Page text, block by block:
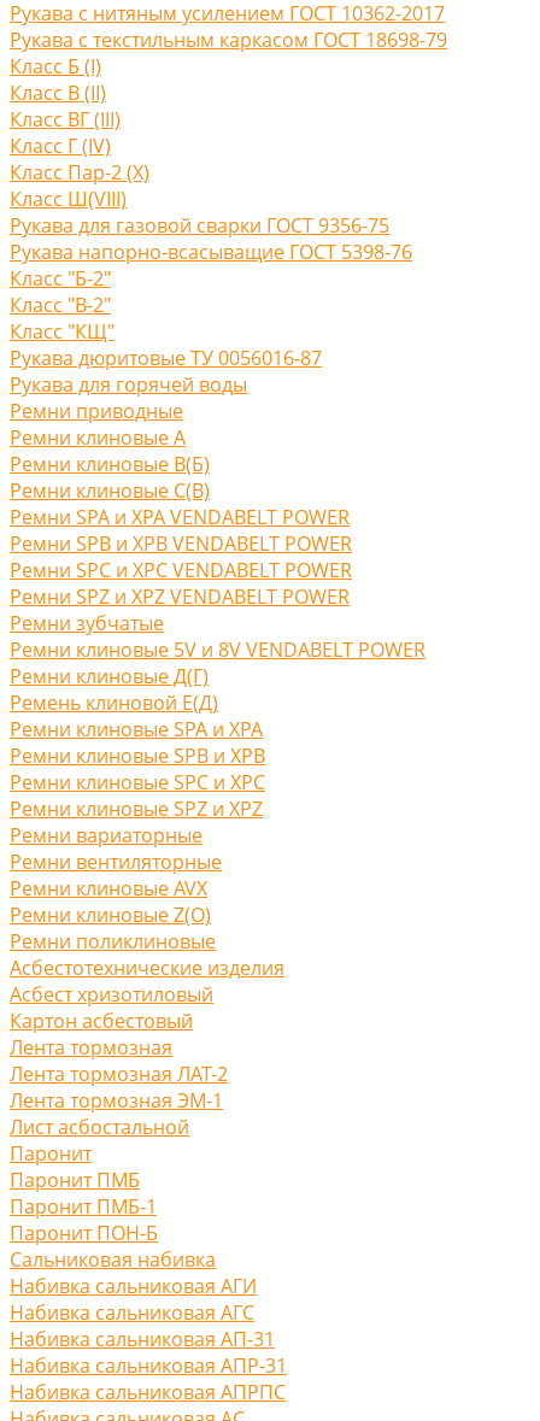
Рукава с нитяным усилением ГОСТ 10362-2017
Рукава с текстильным каркасом ГОСТ 18698-79
Класс Б (I)
Класс В (II)
Класс ВГ (III)
Класс Г (IV)
Класс Пар-2 (X)
Класс Ш(VIII)
Рукава для газовой сварки ГОСТ 9356-75
Рукава напорно-всасыващие ГОСТ 5398-76
Класс "Б-2"
Класс "В-2"
Класс "КЩ"
Рукава дюритовые ТУ 0056016-87
Рукава для горячей воды
Ремни приводные
Ремни клиновые A
Ремни клиновые В(Б)
Ремни клиновые С(B)
Ремни SPA и XPA VENDABELT POWER
Ремни SPB и XPB VENDABELT POWER
Ремни SPC и XPC VENDABELT POWER
Ремни SPZ и XPZ VENDABELT POWER
Ремни зубчатые
Ремни клиновые 5V и 8V VENDABELT POWER
Ремни клиновые Д(Г)
Ремень клиновой Е(Д)
Ремни клиновые SPA и XPA
Ремни клиновые SPB и XPB
Ремни клиновые SPC и XPC
Ремни клиновые SPZ и XPZ
Ремни вариаторные
Ремни вентиляторные
Ремни клиновые AVX
Ремни клиновые Z(O)
Ремни поликлиновые
Асбестотехнические изделия
Асбест хризотиловый
Картон асбестовый
Лента тормозная
Лента тормозная ЛАТ-2
Лента тормозная ЭМ-1
Лист асбостальной
Паронит
Паронит ПМБ
Паронит ПМБ-1
Паронит ПОН-Б
Сальниковая набивка
Набивка сальниковая АГИ
Набивка сальниковая АГС
Набивка сальниковая АП-31
Набивка сальниковая АПР-31
Набивка сальниковая АПРПС